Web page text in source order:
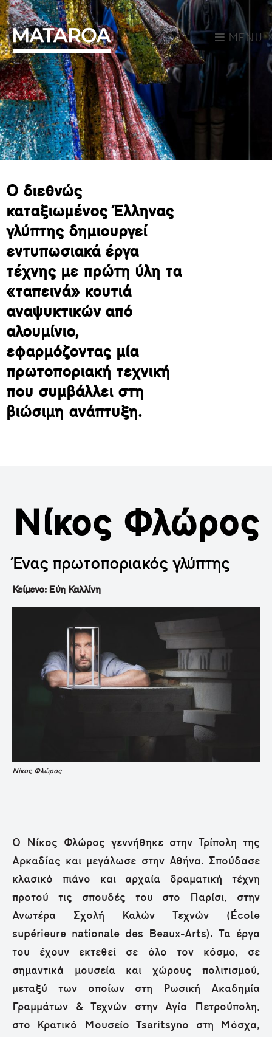
MENU
Ο διεθνώς
καταξιωμένος Έλληνας
γλύπτης δημιουργεί
εντυπωσιακά έργα
τέχνης με πρώτη ύλη τα
«ταπεινά» κουτιά
αναψυκτικών από
αλουμίνιο,
εφαρμόζοντας μία
πρωτοποριακή τεχνική
που συμβάλλει στη
βιώσιμη ανάπτυξη.
Νίκος Φλώρος
Ένας πρωτοποριακός γλύπτης
Κείμενο: Εύη Καλλίνη
Νίκος Φλώρος
Ο Νίκος Φλώρος γεννήθηκε στην Τρίπολη της
Αρκαδίας και μεγάλωσε στην Αθήνα. Σπούδασε
κλασικό πιάνο και αρχαία δραματική τέχνη
προτού τις σπουδές του στο Παρίσι, στην
Ανωτέρα Σχολή Καλών Τεχνών (École
supérieure nationale des Beaux-Arts). Τα έργα
του έχουν εκτεθεί σε όλο τον κόσμο, σε
σημαντικά μουσεία και χώρους πολιτισμού,
μεταξύ των οποίων στη Ρωσική Ακαδημία
Γραμμάτων & Τεχνών στην Αγία Πετρούπολη,
στο Κρατικό Μουσείο Tsaritsyno στη Μόσχα,